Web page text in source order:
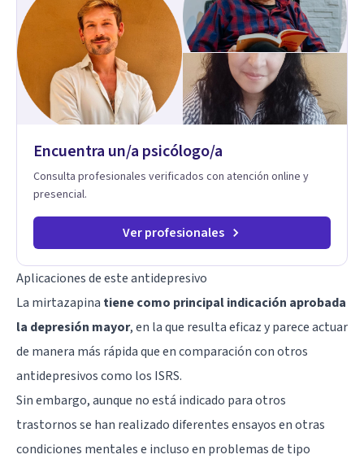
Encuentra un/a psicólogo/a
Consulta profesionales verificados con atención online y
presencial.
Ver profesionales
Aplicaciones de este antidepresivo
La mirtazapina tiene como principal indicación aprobada
la depresión mayor, en la que resulta eficaz y parece actuar
de manera más rápida que en comparación con otros
antidepresivos como los ISRS.
Sin embargo, aunque no está indicado para otros
trastornos se han realizado diferentes ensayos en otras
condiciones mentales e incluso en problemas de tipo